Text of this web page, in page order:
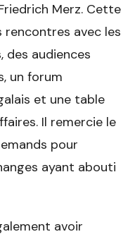
Merz. Cette
avec les
des audiences
un forum
et une table
Il remercie le
pour
ayant abouti
avoir